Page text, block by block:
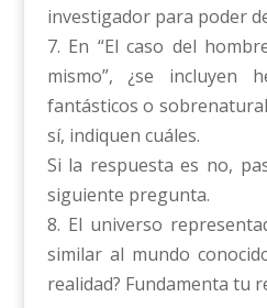
investigador para poder
7. En “El caso del
mismo”, ¿se incluyen
fantásticos o
sí, indiquen cuáles.
Si la respuesta es no,
siguiente pregunta.
8. El universo
similar al mundo
realidad? Fundamenta tu